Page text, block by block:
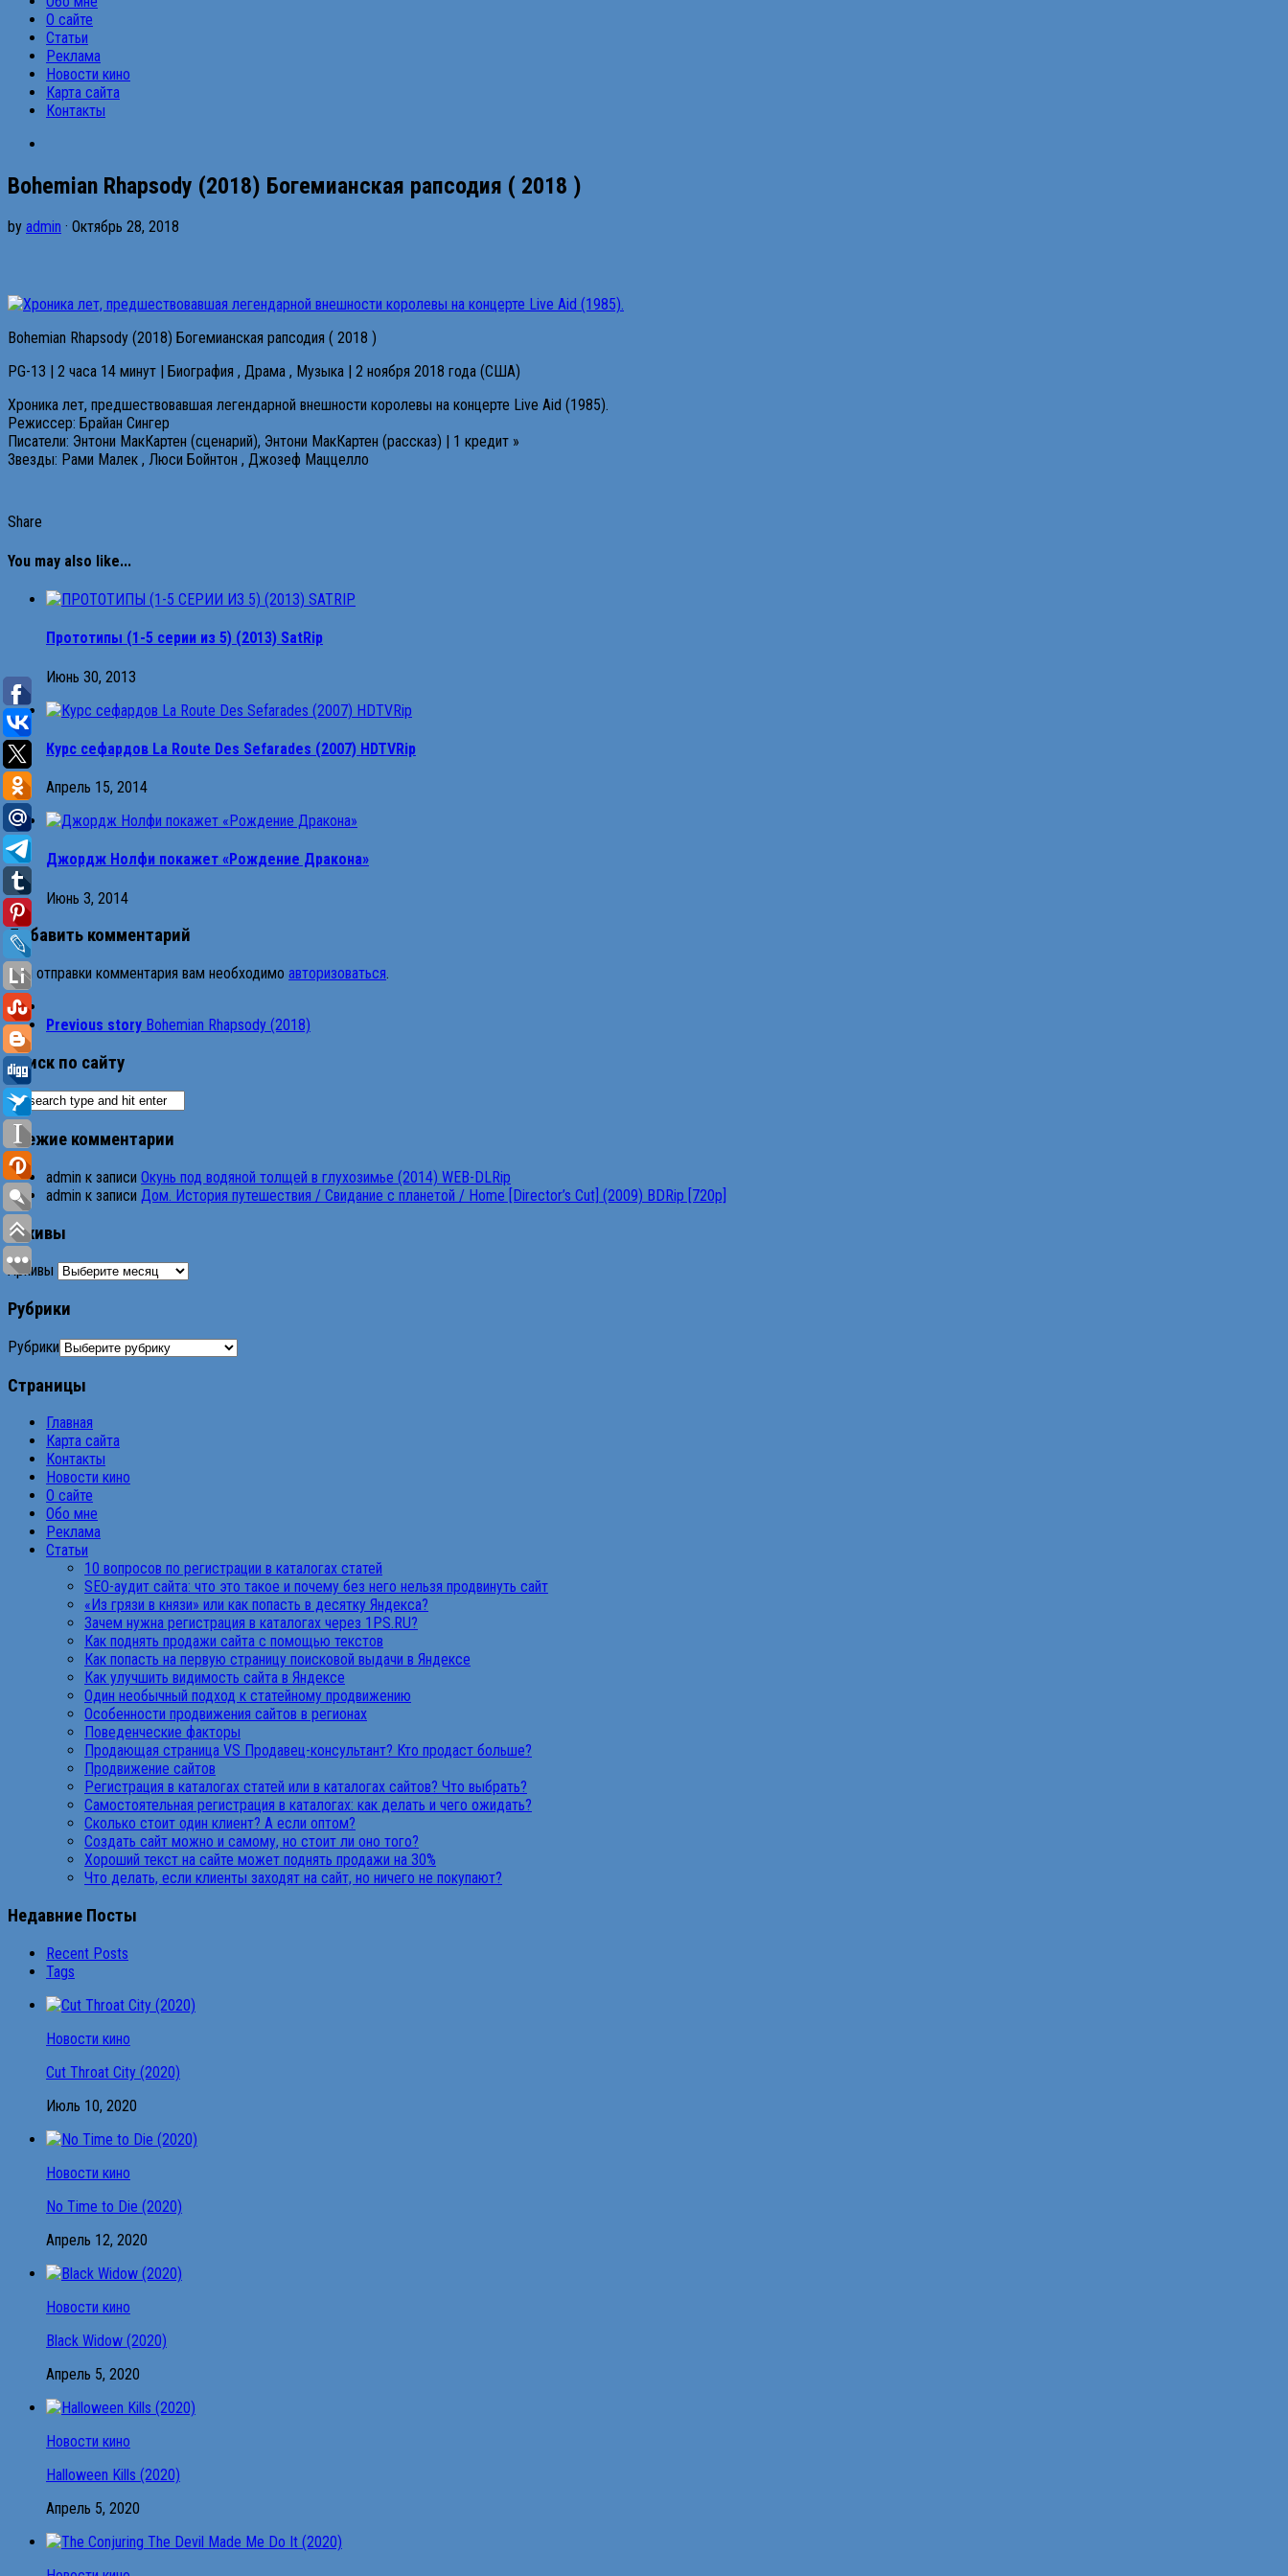
О сайте
Статьи
Реклама
Новости кино
Карта сайта
Контакты
Bohemian Rhapsody (2018) Богемианская рапсодия ( 2018 )
by admin · Октябрь 28, 2018
Bohemian Rhapsody (2018) Богемианская рапсодия ( 2018 )
PG-13 | 2 часа 14 минут | Биография , Драма , Музыка | 2 ноября 2018 года (США)
Хроника лет, предшествовавшая легендарной внешности королевы на концерте Live Aid (1985).
Режиссер: Брайан Сингер
Писатели: Энтони МакКартен (сценарий), Энтони МакКартен (рассказ) | 1 кредит »
Звезды: Рами Малек , Люси Бойнтон , Джозеф Маццелло
Share
You may also like...
Протoтипы (1-5 cерии из 5) (2013) SatRip
Июнь 30, 2013
Курс сефардов La Route Des Sefarades (2007) HDTVRip
Апрель 15, 2014
Джордж Нолфи покажет «Рождение Дракона»
Июнь 3, 2014
Добавить комментарий
Для отправки комментария вам необходимо авторизоваться.
Previous story Bohemian Rhapsody (2018)
Поиск по сайту
Свежие комментарии
admin к записи Окунь под водяной толщей в глухозимье (2014) WEB-DLRip
admin к записи Дом. История путешествия / Свидание с планетой / Home [Director’s Cut] (2009) BDRip [720p]
Архивы
Архивы
Рубрики
Рубрики
Страницы
Главная
Карта сайта
Контакты
Новости кино
О сайте
Обо мне
Реклама
Статьи
10 вопросов по регистрации в каталогах статей
SEO-аудит сайта: что это такое и почему без него нельзя продвинуть сайт
«Из грязи в князи» или как попасть в десятку Яндекса?
Зачем нужна регистрация в каталогах через 1PS.RU?
Как поднять продажи сайта с помощью текстов
Как попасть на первую страницу поисковой выдачи в Яндексе
Как улучшить видимость сайта в Яндексе
Один необычный подход к статейному продвижению
Особенности продвижения сайтов в регионах
Поведенческие факторы
Продающая страница VS Продавец-консультант? Кто продаст больше?
Продвижение сайтов
Регистрация в каталогах статей или в каталогах сайтов? Что выбрать?
Самостоятельная регистрация в каталогах: как делать и чего ожидать?
Сколько стоит один клиент? А если оптом?
Создать сайт можно и самому, но стоит ли оно того?
Хороший текст на сайте может поднять продажи на 30%
Что делать, если клиенты заходят на сайт, но ничего не покупают?
Недавние Посты
Recent Posts
Tags
Новости кино
Cut Throat City (2020)
Июль 10, 2020
Новости кино
No Time to Die (2020)
Апрель 12, 2020
Новости кино
Black Widow (2020)
Апрель 5, 2020
Новости кино
Halloween Kills (2020)
Апрель 5, 2020